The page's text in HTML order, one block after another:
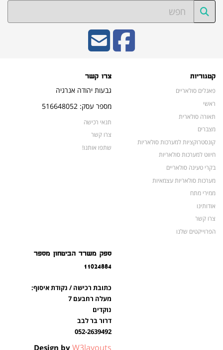
קטגוריות
פאנלים סולאריים
ראשי
תאורה סולארית
מצברים
קונסטרוקציות למערכות סולאריות
חיווט למערכות סולאריות
בקרי טעינה סולאריים
מערכות סולאריות עצמאיות
ממירי מתח
אודותינו
צרו קשר
הפרוייקטים שלנו
צרו קשר
גבעות יהודה אנרגיה
מספר עסק: 516648052
תנאי רכישה
צרו קשר
שתפו אותנו!
ספק משרד הביטחון מספר
11024884
כתובת רכישה / נקודת איסוף:
מעלה רחבעם 7
נוקדים
דרור בר לבב
052-2639492
Design by W3layouts